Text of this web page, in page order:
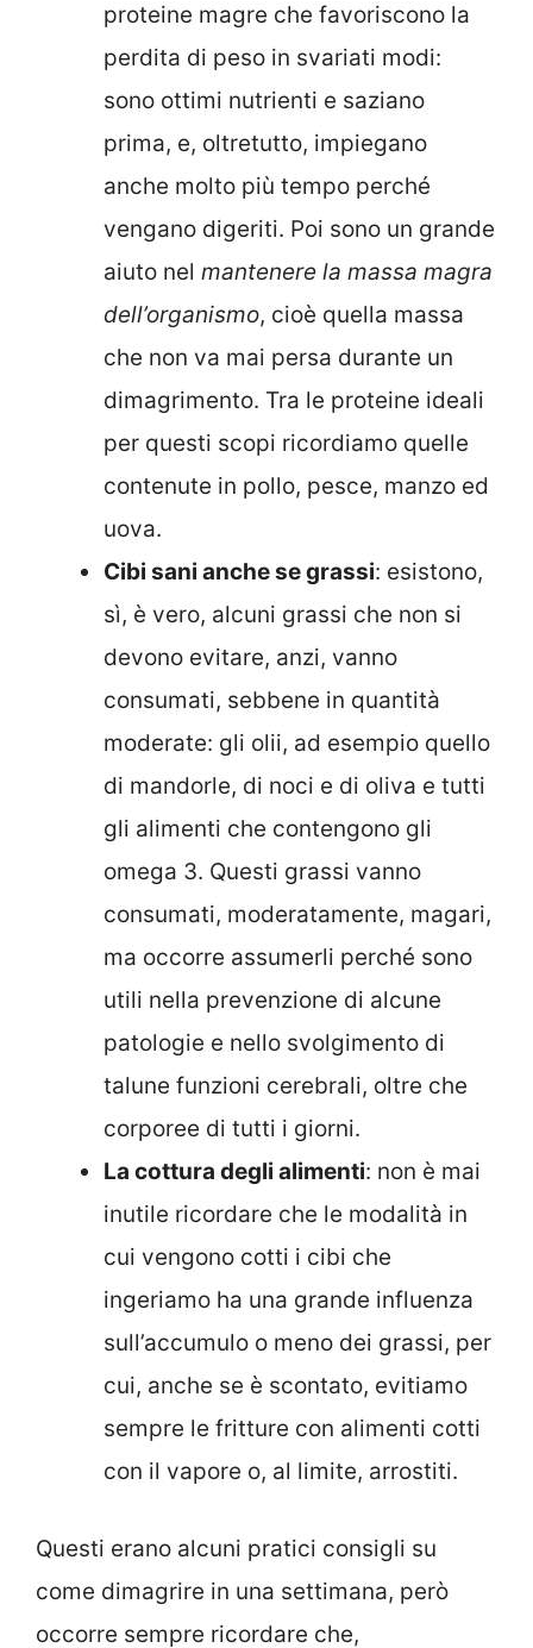
proteine magre che favoriscono la
perdita di peso in svariati modi:
sono ottimi nutrienti e saziano
prima, e, oltretutto, impiegano
anche molto più tempo perché
vengano digeriti. Poi sono un grande
aiuto nel mantenere la massa magra
dell’organismo, cioè quella massa
che non va mai persa durante un
dimagrimento. Tra le proteine ideali
per questi scopi ricordiamo quelle
contenute in pollo, pesce, manzo ed
uova.
Cibi sani anche se grassi: esistono,
sì, è vero, alcuni grassi che non si
devono evitare, anzi, vanno
consumati, sebbene in quantità
moderate: gli olii, ad esempio quello
di mandorle, di noci e di oliva e tutti
gli alimenti che contengono gli
omega 3. Questi grassi vanno
consumati, moderatamente, magari,
ma occorre assumerli perché sono
utili nella prevenzione di alcune
patologie e nello svolgimento di
talune funzioni cerebrali, oltre che
corporee di tutti i giorni.
La cottura degli alimenti: non è mai
inutile ricordare che le modalità in
cui vengono cotti i cibi che
ingeriamo ha una grande influenza
sull’accumulo o meno dei grassi, per
cui, anche se è scontato, evitiamo
sempre le fritture con alimenti cotti
con il vapore o, al limite, arrostiti.
Questi erano alcuni pratici consigli su
come dimagrire in una settimana, però
occorre sempre ricordare che,